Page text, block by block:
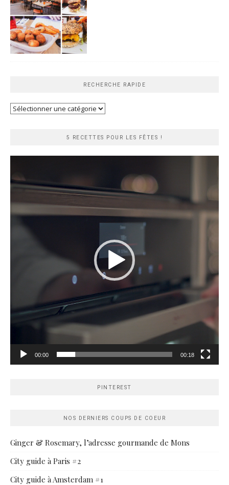
RECHERCHE RAPIDE
Recherche
5 RECETTES POUR LES FÊTES !
00:00 00:18
PINTEREST
NOS DERNIERS COUPS DE COEUR
Ginger & Rosemary, l’adresse gourmande de Mons
City guide à Paris #2
City guide à Amsterdam #1